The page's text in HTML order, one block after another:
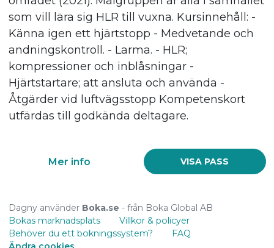
som vill lära sig HLR till vuxna. Kursinnehåll: -
Känna igen ett hjärtstopp - Medvetande och
andningskontroll. - Larma. - HLR;
kompressioner och inblåsningar -
Hjärtstartare; att ansluta och använda -
Åtgärder vid luftvägsstopp Kompetenskort
utfärdas till godkända deltagare.
VISA PASS
Mer info
Dagny använder Boka.se - från Boka Global AB
Bokas marknadsplats
Villkor & policyer
Behöver du ett bokningssystem?
FAQ